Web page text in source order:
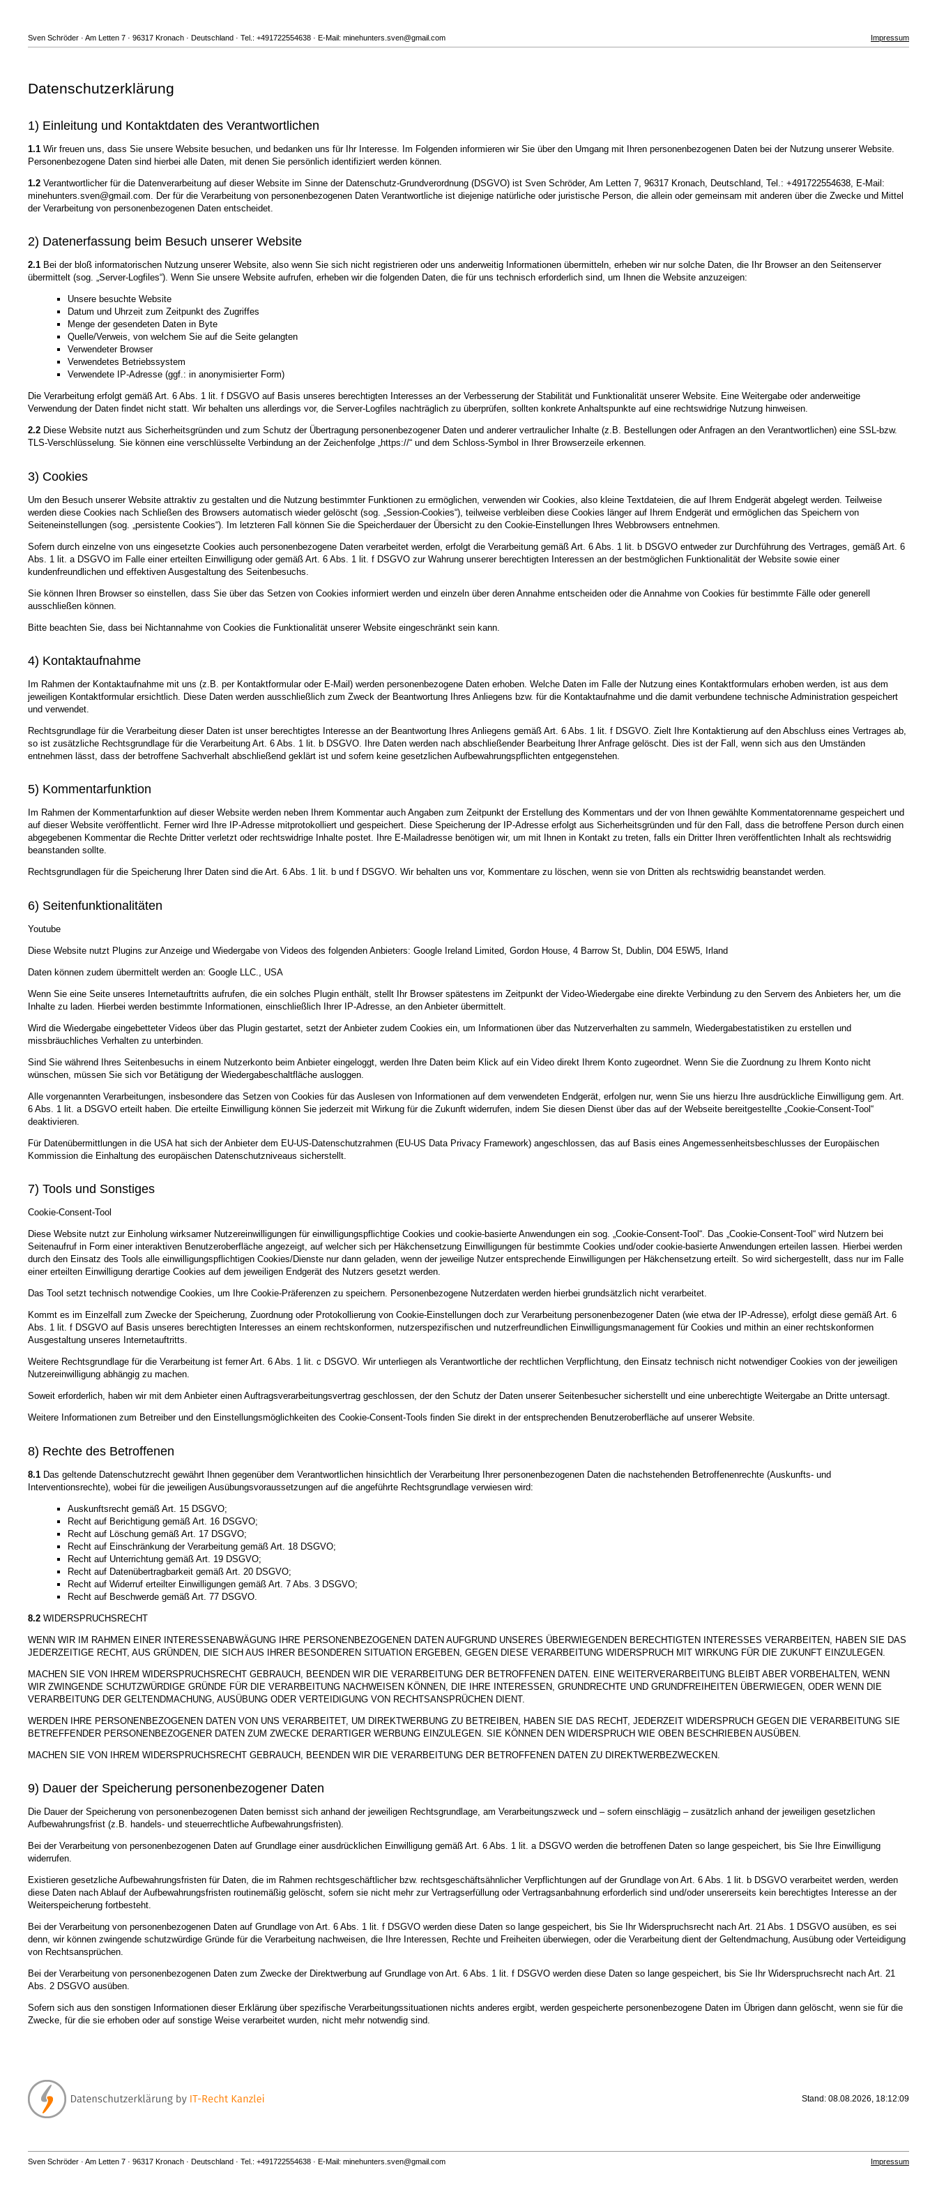
Sven Schröder · Am Letten 7 · 96317 Kronach · Deutschland · Tel.: +491722554638 · E-Mail: minehunters.sven@gmail.com Impressum
Datenschutzerklärung
1) Einleitung und Kontaktdaten des Verantwortlichen
1.1 Wir freuen uns, dass Sie unsere Website besuchen, und bedanken uns für Ihr Interesse. Im Folgenden informieren wir Sie über den Umgang mit Ihren personenbezogenen Daten bei der Nutzung unserer Website.
Personenbezogene Daten sind hierbei alle Daten, mit denen Sie persönlich identifiziert werden können.
1.2 Verantwortlicher für die Datenverarbeitung auf dieser Website im Sinne der Datenschutz-Grundverordnung (DSGVO) ist Sven Schröder, Am Letten 7, 96317 Kronach, Deutschland, Tel.: +491722554638, E-Mail:
minehunters.sven@gmail.com. Der für die Verarbeitung von personenbezogenen Daten Verantwortliche ist diejenige natürliche oder juristische Person, die allein oder gemeinsam mit anderen über die Zwecke und Mittel
der Verarbeitung von personenbezogenen Daten entscheidet.
2) Datenerfassung beim Besuch unserer Website
2.1 Bei der bloß informatorischen Nutzung unserer Website, also wenn Sie sich nicht registrieren oder uns anderweitig Informationen übermitteln, erheben wir nur solche Daten, die Ihr Browser an den Seitenserver
übermittelt (sog. „Server-Logfiles“). Wenn Sie unsere Website aufrufen, erheben wir die folgenden Daten, die für uns technisch erforderlich sind, um Ihnen die Website anzuzeigen:
Unsere besuchte Website
Datum und Uhrzeit zum Zeitpunkt des Zugriffes
Menge der gesendeten Daten in Byte
Quelle/Verweis, von welchem Sie auf die Seite gelangten
Verwendeter Browser
Verwendetes Betriebssystem
Verwendete IP-Adresse (ggf.: in anonymisierter Form)
Die Verarbeitung erfolgt gemäß Art. 6 Abs. 1 lit. f DSGVO auf Basis unseres berechtigten Interesses an der Verbesserung der Stabilität und Funktionalität unserer Website. Eine Weitergabe oder anderweitige
Verwendung der Daten findet nicht statt. Wir behalten uns allerdings vor, die Server-Logfiles nachträglich zu überprüfen, sollten konkrete Anhaltspunkte auf eine rechtswidrige Nutzung hinweisen.
2.2 Diese Website nutzt aus Sicherheitsgründen und zum Schutz der Übertragung personenbezogener Daten und anderer vertraulicher Inhalte (z.B. Bestellungen oder Anfragen an den Verantwortlichen) eine SSL-bzw.
TLS-Verschlüsselung. Sie können eine verschlüsselte Verbindung an der Zeichenfolge „https://“ und dem Schloss-Symbol in Ihrer Browserzeile erkennen.
3) Cookies
Um den Besuch unserer Website attraktiv zu gestalten und die Nutzung bestimmter Funktionen zu ermöglichen, verwenden wir Cookies, also kleine Textdateien, die auf Ihrem Endgerät abgelegt werden. Teilweise
werden diese Cookies nach Schließen des Browsers automatisch wieder gelöscht (sog. „Session-Cookies“), teilweise verbleiben diese Cookies länger auf Ihrem Endgerät und ermöglichen das Speichern von
Seiteneinstellungen (sog. „persistente Cookies“). Im letzteren Fall können Sie die Speicherdauer der Übersicht zu den Cookie-Einstellungen Ihres Webbrowsers entnehmen.
Sofern durch einzelne von uns eingesetzte Cookies auch personenbezogene Daten verarbeitet werden, erfolgt die Verarbeitung gemäß Art. 6 Abs. 1 lit. b DSGVO entweder zur Durchführung des Vertrages, gemäß Art. 6
Abs. 1 lit. a DSGVO im Falle einer erteilten Einwilligung oder gemäß Art. 6 Abs. 1 lit. f DSGVO zur Wahrung unserer berechtigten Interessen an der bestmöglichen Funktionalität der Website sowie einer
kundenfreundlichen und effektiven Ausgestaltung des Seitenbesuchs.
Sie können Ihren Browser so einstellen, dass Sie über das Setzen von Cookies informiert werden und einzeln über deren Annahme entscheiden oder die Annahme von Cookies für bestimmte Fälle oder generell
ausschließen können.
Bitte beachten Sie, dass bei Nichtannahme von Cookies die Funktionalität unserer Website eingeschränkt sein kann.
4) Kontaktaufnahme
Im Rahmen der Kontaktaufnahme mit uns (z.B. per Kontaktformular oder E-Mail) werden personenbezogene Daten erhoben. Welche Daten im Falle der Nutzung eines Kontaktformulars erhoben werden, ist aus dem
jeweiligen Kontaktformular ersichtlich. Diese Daten werden ausschließlich zum Zweck der Beantwortung Ihres Anliegens bzw. für die Kontaktaufnahme und die damit verbundene technische Administration gespeichert
und verwendet.
Rechtsgrundlage für die Verarbeitung dieser Daten ist unser berechtigtes Interesse an der Beantwortung Ihres Anliegens gemäß Art. 6 Abs. 1 lit. f DSGVO. Zielt Ihre Kontaktierung auf den Abschluss eines Vertrages ab,
so ist zusätzliche Rechtsgrundlage für die Verarbeitung Art. 6 Abs. 1 lit. b DSGVO. Ihre Daten werden nach abschließender Bearbeitung Ihrer Anfrage gelöscht. Dies ist der Fall, wenn sich aus den Umständen
entnehmen lässt, dass der betroffene Sachverhalt abschließend geklärt ist und sofern keine gesetzlichen Aufbewahrungspflichten entgegenstehen.
5) Kommentarfunktion
Im Rahmen der Kommentarfunktion auf dieser Website werden neben Ihrem Kommentar auch Angaben zum Zeitpunkt der Erstellung des Kommentars und der von Ihnen gewählte Kommentatorenname gespeichert und
auf dieser Website veröffentlicht. Ferner wird Ihre IP-Adresse mitprotokolliert und gespeichert. Diese Speicherung der IP-Adresse erfolgt aus Sicherheitsgründen und für den Fall, dass die betroffene Person durch einen
abgegebenen Kommentar die Rechte Dritter verletzt oder rechtswidrige Inhalte postet. Ihre E-Mailadresse benötigen wir, um mit Ihnen in Kontakt zu treten, falls ein Dritter Ihren veröffentlichten Inhalt als rechtswidrig
beanstanden sollte.
Rechtsgrundlagen für die Speicherung Ihrer Daten sind die Art. 6 Abs. 1 lit. b und f DSGVO. Wir behalten uns vor, Kommentare zu löschen, wenn sie von Dritten als rechtswidrig beanstandet werden.
6) Seitenfunktionalitäten
Youtube
Diese Website nutzt Plugins zur Anzeige und Wiedergabe von Videos des folgenden Anbieters: Google Ireland Limited, Gordon House, 4 Barrow St, Dublin, D04 E5W5, Irland
Daten können zudem übermittelt werden an: Google LLC., USA
Wenn Sie eine Seite unseres Internetauftritts aufrufen, die ein solches Plugin enthält, stellt Ihr Browser spätestens im Zeitpunkt der Video-Wiedergabe eine direkte Verbindung zu den Servern des Anbieters her, um die
Inhalte zu laden. Hierbei werden bestimmte Informationen, einschließlich Ihrer IP-Adresse, an den Anbieter übermittelt.
Wird die Wiedergabe eingebetteter Videos über das Plugin gestartet, setzt der Anbieter zudem Cookies ein, um Informationen über das Nutzerverhalten zu sammeln, Wiedergabestatistiken zu erstellen und
missbräuchliches Verhalten zu unterbinden.
Sind Sie während Ihres Seitenbesuchs in einem Nutzerkonto beim Anbieter eingeloggt, werden Ihre Daten beim Klick auf ein Video direkt Ihrem Konto zugeordnet. Wenn Sie die Zuordnung zu Ihrem Konto nicht
wünschen, müssen Sie sich vor Betätigung der Wiedergabeschaltfläche ausloggen.
Alle vorgenannten Verarbeitungen, insbesondere das Setzen von Cookies für das Auslesen von Informationen auf dem verwendeten Endgerät, erfolgen nur, wenn Sie uns hierzu Ihre ausdrückliche Einwilligung gem. Art.
6 Abs. 1 lit. a DSGVO erteilt haben. Die erteilte Einwilligung können Sie jederzeit mit Wirkung für die Zukunft widerrufen, indem Sie diesen Dienst über das auf der Webseite bereitgestellte „Cookie-Consent-Tool“
deaktivieren.
Für Datenübermittlungen in die USA hat sich der Anbieter dem EU-US-Datenschutzrahmen (EU-US Data Privacy Framework) angeschlossen, das auf Basis eines Angemessenheitsbeschlusses der Europäischen
Kommission die Einhaltung des europäischen Datenschutzniveaus sicherstellt.
7) Tools und Sonstiges
Cookie-Consent-Tool
Diese Website nutzt zur Einholung wirksamer Nutzereinwilligungen für einwilligungspflichtige Cookies und cookie-basierte Anwendungen ein sog. „Cookie-Consent-Tool“. Das „Cookie-Consent-Tool“ wird Nutzern bei
Seitenaufruf in Form einer interaktiven Benutzeroberfläche angezeigt, auf welcher sich per Häkchensetzung Einwilligungen für bestimmte Cookies und/oder cookie-basierte Anwendungen erteilen lassen. Hierbei werden
durch den Einsatz des Tools alle einwilligungspflichtigen Cookies/Dienste nur dann geladen, wenn der jeweilige Nutzer entsprechende Einwilligungen per Häkchensetzung erteilt. So wird sichergestellt, dass nur im Falle
einer erteilten Einwilligung derartige Cookies auf dem jeweiligen Endgerät des Nutzers gesetzt werden.
Das Tool setzt technisch notwendige Cookies, um Ihre Cookie-Präferenzen zu speichern. Personenbezogene Nutzerdaten werden hierbei grundsätzlich nicht verarbeitet.
Kommt es im Einzelfall zum Zwecke der Speicherung, Zuordnung oder Protokollierung von Cookie-Einstellungen doch zur Verarbeitung personenbezogener Daten (wie etwa der IP-Adresse), erfolgt diese gemäß Art. 6
Abs. 1 lit. f DSGVO auf Basis unseres berechtigten Interesses an einem rechtskonformen, nutzerspezifischen und nutzerfreundlichen Einwilligungsmanagement für Cookies und mithin an einer rechtskonformen
Ausgestaltung unseres Internetauftritts.
Weitere Rechtsgrundlage für die Verarbeitung ist ferner Art. 6 Abs. 1 lit. c DSGVO. Wir unterliegen als Verantwortliche der rechtlichen Verpflichtung, den Einsatz technisch nicht notwendiger Cookies von der jeweiligen
Nutzereinwilligung abhängig zu machen.
Soweit erforderlich, haben wir mit dem Anbieter einen Auftragsverarbeitungsvertrag geschlossen, der den Schutz der Daten unserer Seitenbesucher sicherstellt und eine unberechtigte Weitergabe an Dritte untersagt.
Weitere Informationen zum Betreiber und den Einstellungsmöglichkeiten des Cookie-Consent-Tools finden Sie direkt in der entsprechenden Benutzeroberfläche auf unserer Website.
8) Rechte des Betroffenen
8.1 Das geltende Datenschutzrecht gewährt Ihnen gegenüber dem Verantwortlichen hinsichtlich der Verarbeitung Ihrer personenbezogenen Daten die nachstehenden Betroffenenrechte (Auskunfts- und
Interventionsrechte), wobei für die jeweiligen Ausübungsvoraussetzungen auf die angeführte Rechtsgrundlage verwiesen wird:
Auskunftsrecht gemäß Art. 15 DSGVO;
Recht auf Berichtigung gemäß Art. 16 DSGVO;
Recht auf Löschung gemäß Art. 17 DSGVO;
Recht auf Einschränkung der Verarbeitung gemäß Art. 18 DSGVO;
Recht auf Unterrichtung gemäß Art. 19 DSGVO;
Recht auf Datenübertragbarkeit gemäß Art. 20 DSGVO;
Recht auf Widerruf erteilter Einwilligungen gemäß Art. 7 Abs. 3 DSGVO;
Recht auf Beschwerde gemäß Art. 77 DSGVO.
8.2 WIDERSPRUCHSRECHT
WENN WIR IM RAHMEN EINER INTERESSENABWÄGUNG IHRE PERSONENBEZOGENEN DATEN AUFGRUND UNSERES ÜBERWIEGENDEN BERECHTIGTEN INTERESSES VERARBEITEN, HABEN SIE DAS
JEDERZEITIGE RECHT, AUS GRÜNDEN, DIE SICH AUS IHRER BESONDEREN SITUATION ERGEBEN, GEGEN DIESE VERARBEITUNG WIDERSPRUCH MIT WIRKUNG FÜR DIE ZUKUNFT EINZULEGEN.
MACHEN SIE VON IHREM WIDERSPRUCHSRECHT GEBRAUCH, BEENDEN WIR DIE VERARBEITUNG DER BETROFFENEN DATEN. EINE WEITERVERARBEITUNG BLEIBT ABER VORBEHALTEN, WENN
WIR ZWINGENDE SCHUTZWÜRDIGE GRÜNDE FÜR DIE VERARBEITUNG NACHWEISEN KÖNNEN, DIE IHRE INTERESSEN, GRUNDRECHTE UND GRUNDFREIHEITEN ÜBERWIEGEN, ODER WENN DIE
VERARBEITUNG DER GELTENDMACHUNG, AUSÜBUNG ODER VERTEIDIGUNG VON RECHTSANSPRÜCHEN DIENT.
WERDEN IHRE PERSONENBEZOGENEN DATEN VON UNS VERARBEITET, UM DIREKTWERBUNG ZU BETREIBEN, HABEN SIE DAS RECHT, JEDERZEIT WIDERSPRUCH GEGEN DIE VERARBEITUNG SIE
BETREFFENDER PERSONENBEZOGENER DATEN ZUM ZWECKE DERARTIGER WERBUNG EINZULEGEN. SIE KÖNNEN DEN WIDERSPRUCH WIE OBEN BESCHRIEBEN AUSÜBEN.
MACHEN SIE VON IHREM WIDERSPRUCHSRECHT GEBRAUCH, BEENDEN WIR DIE VERARBEITUNG DER BETROFFENEN DATEN ZU DIREKTWERBEZWECKEN.
9) Dauer der Speicherung personenbezogener Daten
Die Dauer der Speicherung von personenbezogenen Daten bemisst sich anhand der jeweiligen Rechtsgrundlage, am Verarbeitungszweck und – sofern einschlägig – zusätzlich anhand der jeweiligen gesetzlichen
Aufbewahrungsfrist (z.B. handels- und steuerrechtliche Aufbewahrungsfristen).
Bei der Verarbeitung von personenbezogenen Daten auf Grundlage einer ausdrücklichen Einwilligung gemäß Art. 6 Abs. 1 lit. a DSGVO werden die betroffenen Daten so lange gespeichert, bis Sie Ihre Einwilligung
widerrufen.
Existieren gesetzliche Aufbewahrungsfristen für Daten, die im Rahmen rechtsgeschäftlicher bzw. rechtsgeschäftsähnlicher Verpflichtungen auf der Grundlage von Art. 6 Abs. 1 lit. b DSGVO verarbeitet werden, werden
diese Daten nach Ablauf der Aufbewahrungsfristen routinemäßig gelöscht, sofern sie nicht mehr zur Vertragserfüllung oder Vertragsanbahnung erforderlich sind und/oder unsererseits kein berechtigtes Interesse an der
Weiterspeicherung fortbesteht.
Bei der Verarbeitung von personenbezogenen Daten auf Grundlage von Art. 6 Abs. 1 lit. f DSGVO werden diese Daten so lange gespeichert, bis Sie Ihr Widerspruchsrecht nach Art. 21 Abs. 1 DSGVO ausüben, es sei
denn, wir können zwingende schutzwürdige Gründe für die Verarbeitung nachweisen, die Ihre Interessen, Rechte und Freiheiten überwiegen, oder die Verarbeitung dient der Geltendmachung, Ausübung oder Verteidigung
von Rechtsansprüchen.
Bei der Verarbeitung von personenbezogenen Daten zum Zwecke der Direktwerbung auf Grundlage von Art. 6 Abs. 1 lit. f DSGVO werden diese Daten so lange gespeichert, bis Sie Ihr Widerspruchsrecht nach Art. 21
Abs. 2 DSGVO ausüben.
Sofern sich aus den sonstigen Informationen dieser Erklärung über spezifische Verarbeitungssituationen nichts anderes ergibt, werden gespeicherte personenbezogene Daten im Übrigen dann gelöscht, wenn sie für die
Zwecke, für die sie erhoben oder auf sonstige Weise verarbeitet wurden, nicht mehr notwendig sind.
Stand: 08.08.2026, 18:12:09
Sven Schröder · Am Letten 7 · 96317 Kronach · Deutschland · Tel.: +491722554638 · E-Mail: minehunters.sven@gmail.com Impressum